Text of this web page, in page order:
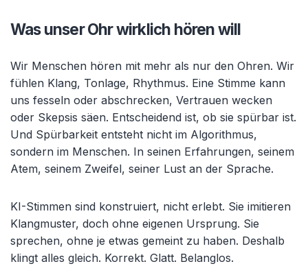
Was unser Ohr wirklich hören will
Wir Menschen hören mit mehr als nur den Ohren. Wir
fühlen Klang, Tonlage, Rhythmus. Eine Stimme kann
uns fesseln oder abschrecken, Vertrauen wecken
oder Skepsis säen. Entscheidend ist, ob sie spürbar ist.
Und Spürbarkeit entsteht nicht im Algorithmus,
sondern im Menschen. In seinen Erfahrungen, seinem
Atem, seinem Zweifel, seiner Lust an der Sprache.
KI-Stimmen sind konstruiert, nicht erlebt. Sie imitieren
Klangmuster, doch ohne eigenen Ursprung. Sie
sprechen, ohne je etwas gemeint zu haben. Deshalb
klingt alles gleich. Korrekt. Glatt. Belanglos.